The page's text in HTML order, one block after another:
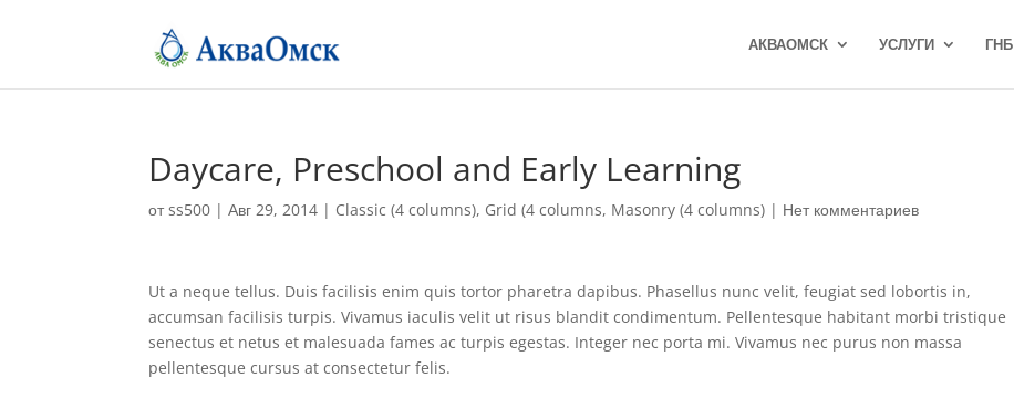
АКВАОМСК УСЛУГИ ГНБ
Daycare, Preschool and Early Learning
отss500 |Авг 29, 2014 | Classic (4 columns), Grid (4 columns, Masonry (4 columns) | Нет комментариев
Ut a neque tellus. Duis facilisis enim quis tortor pharetra dapibus. Phasellus nunc velit, feugiat sed lobortis in,
accumsan facilisis turpis. Vivamus iaculis velit ut risus blandit condimentum. Pellentesque habitant morbi tristique
senectus et netus et malesuada fames ac turpis egestas. Integer nec porta mi. Vivamus nec purus non massa
pellentesque cursus at consectetur felis.